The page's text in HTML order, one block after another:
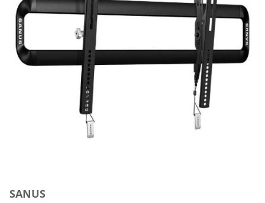
SANUS